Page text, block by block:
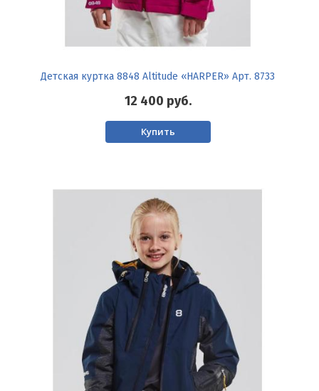
Детская куртка 8848 Altitude «HARPER» Арт. 8733
12 400 руб.
Купить